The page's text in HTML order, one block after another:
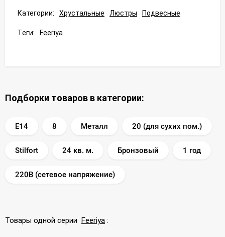
Категории: Хрустальные Люстры Подвесные
Теги: Feeriya
Подборки товаров в категории:
E14 8 Металл 20 (для сухих пом.)
Stilfort 24 кв. м. Бронзовый 1 год
220В (сетевое напряжение)
Товары одной серии Feeriya :